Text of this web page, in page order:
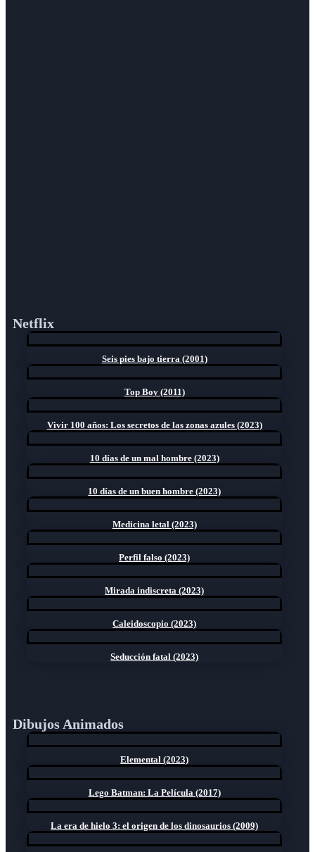
Netflix
Seis pies bajo tierra (2001)
Top Boy (2011)
Vivir 100 años: Los secretos de las zonas azules (2023)
10 días de un mal hombre (2023)
10 días de un buen hombre (2023)
Medicina letal (2023)
Perfil falso (2023)
Mirada indiscreta (2023)
Caleidoscopio (2023)
Seducción fatal (2023)
Dibujos Animados
Elemental (2023)
Lego Batman: La Película (2017)
La era de hielo 3: el origen de los dinosaurios (2009)